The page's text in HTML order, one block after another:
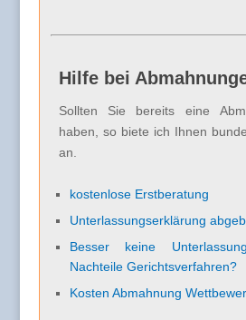
Hilfe bei
Sollten Sie bereits eine
haben, so biete ich Ihnen
an.
kostenlose Erstberatung
Unterlassungserklärung
Besser keine
Nachteile Gerichtsverfahren?
Kosten Abmahnung